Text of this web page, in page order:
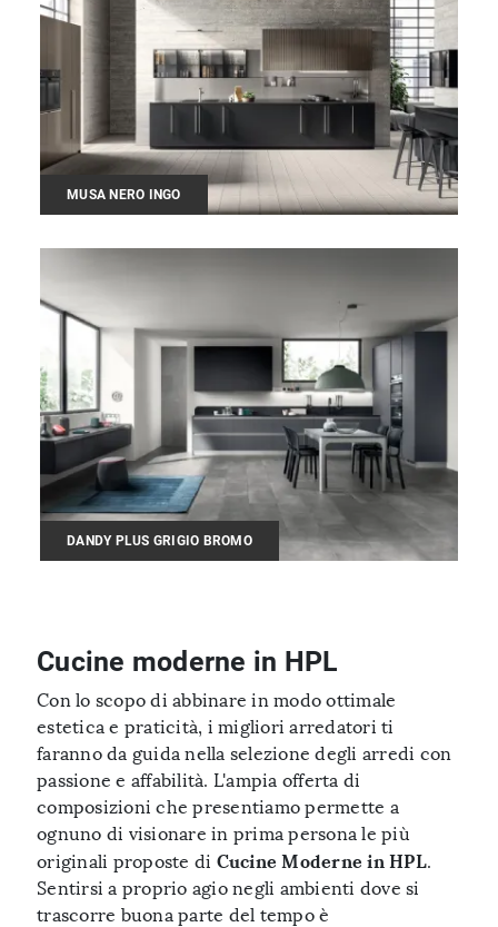
MUSA NERO INGO
DANDY PLUS GRIGIO BROMO
Cucine moderne in HPL
Con lo scopo di abbinare in modo ottimale
estetica e praticità, i migliori arredatori ti
faranno da guida nella selezione degli arredi con
passione e affabilità. L'ampia offerta di
composizioni che presentiamo permette a
ognuno di visionare in prima persona le più
originali proposte di Cucine Moderne in HPL.
Sentirsi a proprio agio negli ambienti dove si
trascorre buona parte del tempo è